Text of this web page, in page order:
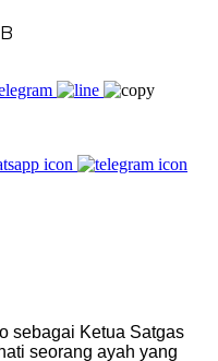
sebagai Ketua Satgas
seorang ayah yang